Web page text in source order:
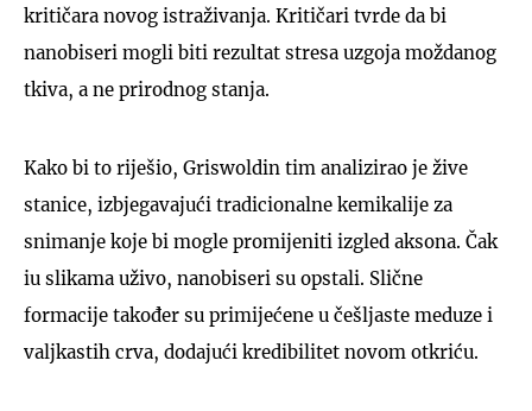
kritičara novog istraživanja. Kritičari tvrde da bi
nanobiseri mogli biti rezultat stresa uzgoja moždanog
tkiva, a ne prirodnog stanja.
Kako bi to riješio, Griswoldin tim analizirao je žive
stanice, izbjegavajući tradicionalne kemikalije za
snimanje koje bi mogle promijeniti izgled aksona. Čak
iu slikama uživo, nanobiseri su opstali. Slične
formacije također su primijećene u češljaste meduze i
valjkastih crva, dodajući kredibilitet novom otkriću.